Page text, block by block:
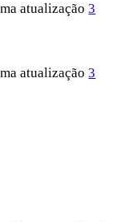
atualização3
atualização3